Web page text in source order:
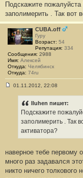
о
о
б
щ
е
н
и
#
2
2
4
Подскажите
заполимерить . Так вот
CUBA.off
Гуру
Возраст: 54
Репутация: 334
Сообщения: 2988
Имя: Алексей
Откуда: Челябинск
Откуда: 74ru
2
5
01.11.2012, 22:08
Iluhen пишет:
Подскажите
заполимерить . Так
активатора?
наверное тебе первому
много раз задавался
никто ничего толкового